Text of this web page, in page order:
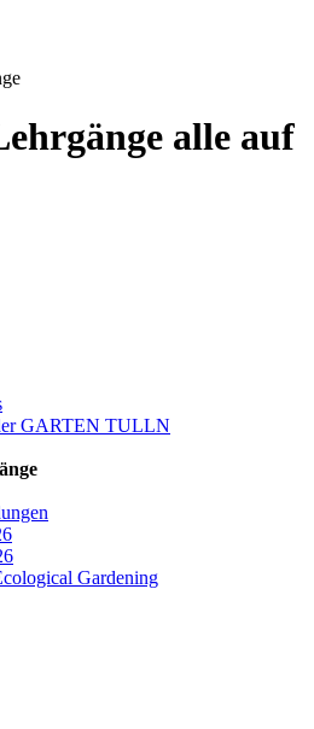
alle auf
GARTEN TULLN
Gardening